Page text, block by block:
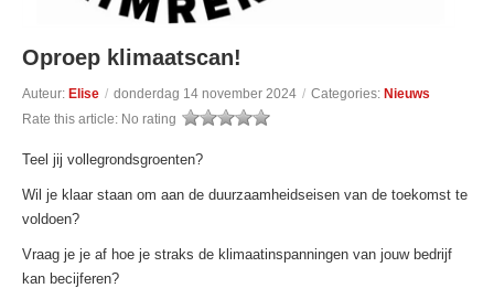
Oproep klimaatscan!
Auteur: Elise / donderdag 14 november 2024 / Categories: Nieuws
Rate this article: No rating
Teel jij vollegrondsgroenten?
Wil je klaar staan om aan de duurzaamheidseisen van de toekomst te
voldoen?
Vraag je je af hoe je straks de klimaatinspanningen van jouw bedrijf
kan becijferen?